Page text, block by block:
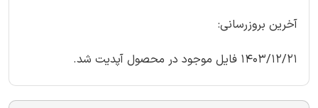
آخرین بروزرسانی:
1403/12/21 فایل موجود در محصول آپدیت شد.